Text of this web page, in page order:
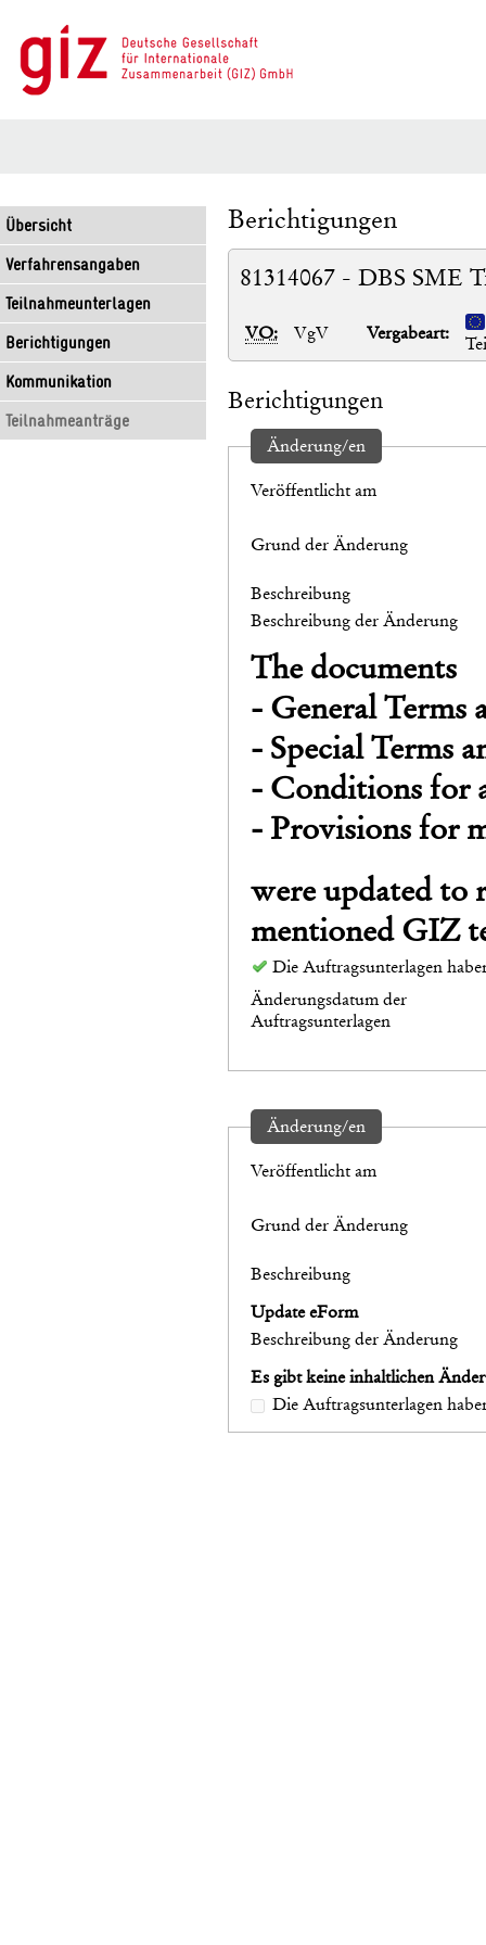
Übersicht
Verfahrensangaben
Teilnahmeunterlagen
Berichtigungen
Kommunikation
Teilnahmeanträge
Berichtigungen
81314067 - DBS SME
VO: VgV Vergabeart:
Berichtigungen
Änderung/en
Veröffentlicht am
Grund der Änderung
Beschreibung
Beschreibung der Änderung
The documents
- General Terms
- Special Terms
- Conditions for
- Provisions for
were updated to
mentioned GIZ
Die Auftragsunterlagen
Änderungsdatum der
Auftragsunterlagen
Änderung/en
Veröffentlicht am
Grund der Änderung
Beschreibung
Update eForm
Beschreibung der Änderung
Es gibt keine inhaltlichen
Die Auftragsunterlagen